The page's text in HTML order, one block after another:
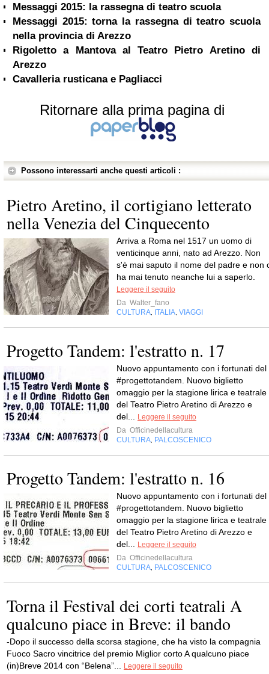
Messaggi 2015: la rassegna di teatro scuola
Messaggi 2015: torna la rassegna di teatro scuola
nella provincia di Arezzo
Rigoletto a Mantova al Teatro Pietro Aretino di
Arezzo
Cavalleria rusticana e Pagliacci
Ritornare alla prima pagina di
Possono interessarti anche questi articoli :
Pietro Aretino, il cortigiano letterato
nella Venezia del Cinquecento
Arriva a Roma nel 1517 un uomo di
venticinque anni, nato ad Arezzo. Non
s'è mai saputo il nome del padre e non
ha mai tenuto neanche lui a saperlo.
Leggere il seguito
Da Walter_fano
CULTURA ITALIA VIAGGI
Progetto Tandem: l'estratto n. 17
Nuovo appuntamento con i fortunati del
#progettotandem. Nuovo biglietto
omaggio per la stagione lirica e teatrale
del Teatro Pietro Aretino di Arezzo e
del...
Leggere il seguito
Da Officinedellacultura
CULTURA PALCOSCENICO
Progetto Tandem: l'estratto n. 16
Nuovo appuntamento con i fortunati del
#progettotandem. Nuovo biglietto
omaggio per la stagione lirica e teatrale
del Teatro Pietro Aretino di Arezzo e
del...
Leggere il seguito
Da Officinedellacultura
CULTURA PALCOSCENICO
Torna il Festival dei corti teatrali A
qualcuno piace in Breve: il bando
-Dopo il successo della scorsa stagione, che ha visto la compagnia
Fuoco Sacro vincitrice del premio Miglior corto A qualcuno piace
(in)Breve 2014 con “Belena”...
Leggere il seguito